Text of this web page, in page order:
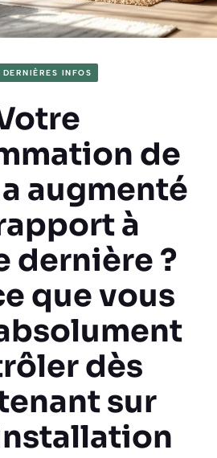
DERNIÈRES INFOS
de
augmenté
à
dernière ?
que vous
dès
sur